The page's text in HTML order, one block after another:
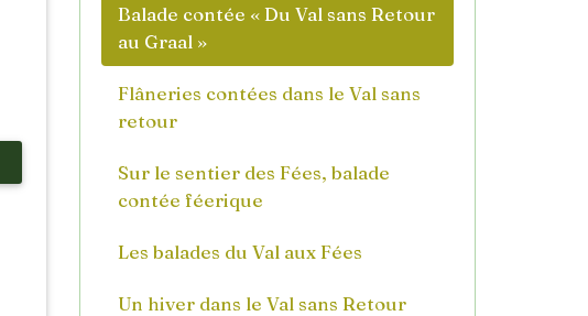
Balade contée « Du Val sans Retour
au Graal »
Flâneries contées dans le Val sans
retour
Sur le sentier des Fées, balade
contée féerique
Les balades du Val aux Fées
Un hiver dans le Val sans Retour